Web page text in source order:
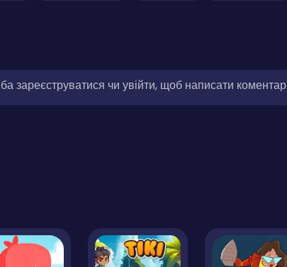
зареєструватися чи увійти, щоб написати коментар